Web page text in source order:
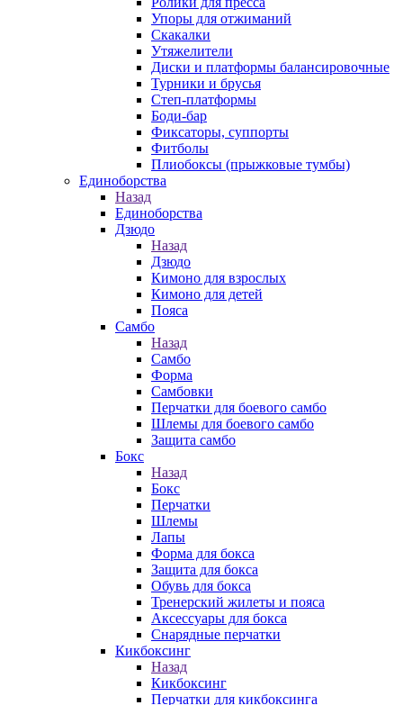
Упоры для отжиманий
Скакалки
Утяжелители
Диски и платформы балансировочные
Турники и брусья
Степ-платформы
Боди-бар
Фиксаторы, суппорты
Фитболы
Плиобоксы (прыжковые тумбы)
Единоборства
Назад
Единоборства
Дзюдо
Назад
Дзюдо
Кимоно для взрослых
Кимоно для детей
Пояса
Самбо
Назад
Самбо
Форма
Самбовки
Перчатки для боевого самбо
Шлемы для боевого самбо
Защита самбо
Бокс
Назад
Бокс
Перчатки
Шлемы
Лапы
Форма для бокса
Защита для бокса
Обувь для бокса
Тренерский жилеты и пояса
Аксессуары для бокса
Снарядные перчатки
Кикбоксинг
Назад
Кикбоксинг
Перчатки для кикбоксинга